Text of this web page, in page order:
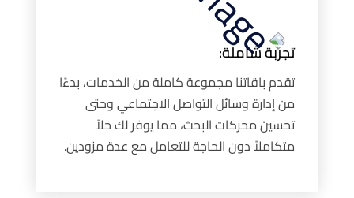
تجربة شاملة:
تقدم باقاتنا مجموعة كاملة من الخدمات، بدءًا
من إدارة وسائل التواصل الاجتماعي وحتى
تحسين محركات البحث، مما يوفر لك حلاً
متكاملاً دون الحاجة للتعامل مع عدة مزودين.